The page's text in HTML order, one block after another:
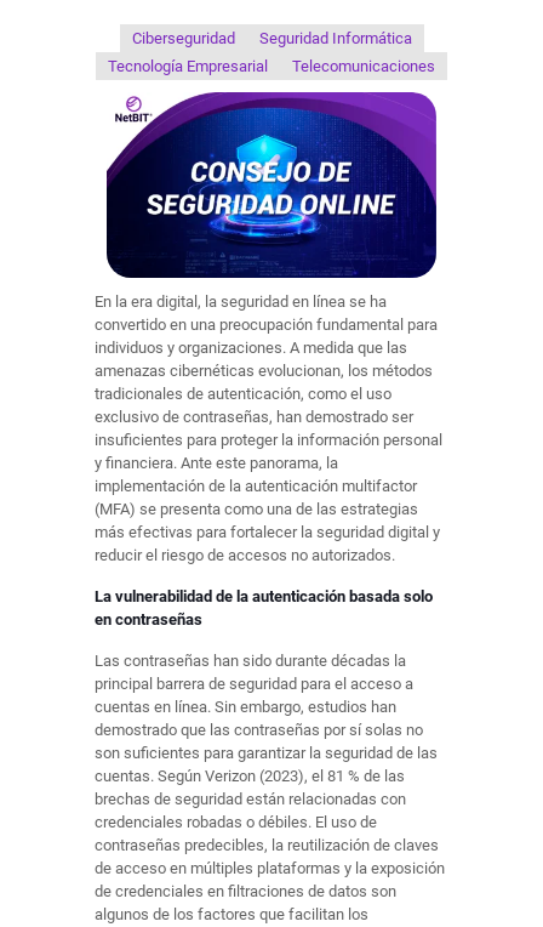
Ciberseguridad
Seguridad Informática
Tecnología Empresarial
Telecomunicaciones
En la era digital, la seguridad en línea se ha
convertido en una preocupación fundamental para
individuos y organizaciones. A medida que las
amenazas cibernéticas evolucionan, los métodos
tradicionales de autenticación, como el uso
exclusivo de contraseñas, han demostrado ser
insuficientes para proteger la información personal
y financiera. Ante este panorama, la
implementación de la autenticación multifactor
(MFA) se presenta como una de las estrategias
más efectivas para fortalecer la seguridad digital y
reducir el riesgo de accesos no autorizados.
La vulnerabilidad de la autenticación basada solo
en contraseñas
Las contraseñas han sido durante décadas la
principal barrera de seguridad para el acceso a
cuentas en línea. Sin embargo, estudios han
demostrado que las contraseñas por sí solas no
son suficientes para garantizar la seguridad de las
cuentas. Según Verizon (2023), el 81 % de las
brechas de seguridad están relacionadas con
credenciales robadas o débiles. El uso de
contraseñas predecibles, la reutilización de claves
de acceso en múltiples plataformas y la exposición
de credenciales en filtraciones de datos son
algunos de los factores que facilitan los